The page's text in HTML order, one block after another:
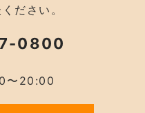
ださい。
0800
〜20:00